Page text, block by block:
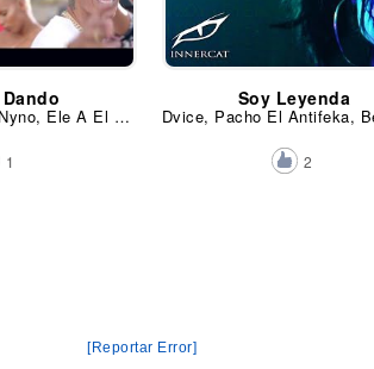
J Álvarez, Chyno Nyno, Ele A El Dominio y Pacho El Antifeka
1
Soy Leyenda
2
[Reportar Error]